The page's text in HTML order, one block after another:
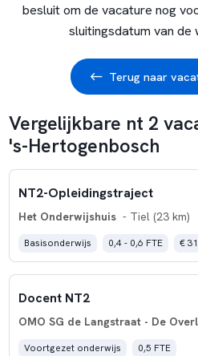
besluit om de vacature nog
sluitingsdatum van de
Terug naar
Vergelijkbare nt 2
's-Hertogenbosch
NT2-Opleidingstraject
Het Onderwijshuis - Tiel (23 km)
Basisonderwijs 0,4 - 0,6 FTE €
Docent NT2
OMO SG de Langstraat - De
Voortgezet onderwijs 0,5 FTE